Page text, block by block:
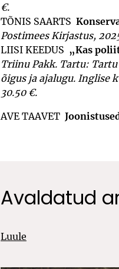
€.
TÕNIS SAARTS
Postimees Kirjastus,
LIISI KEEDUS „Kas
Triinu Pakk. Tartu:
õigus ja aja­lugu. Inglise
30.50 €.
AVE TAAVET
Avaldatud
Luule